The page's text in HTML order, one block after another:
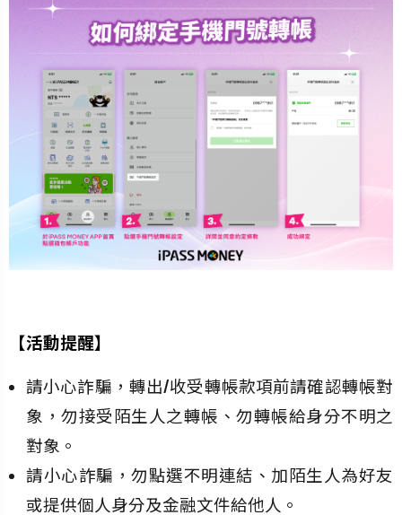
【活動提醒】
請小心詐騙，轉出/收受轉帳款項前請確認轉帳對
象，勿接受陌生人之轉帳、勿轉帳給身分不明之
對象。
請小心詐騙，勿點選不明連結、加陌生人為好友
或提供個人身分及金融文件給他人。